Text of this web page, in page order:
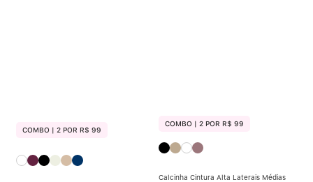
COMBO | 2 POR R$ 99
COMBO | 2 POR R$ 99
Calcinha Cintura Alta Laterais Médias